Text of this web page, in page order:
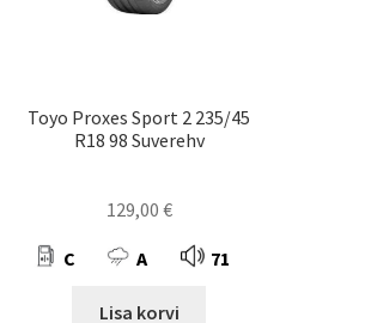
Toyo Proxes Sport 2 235/45
R18 98 Suverehv
129,00 €
C A 71
Lisa korvi